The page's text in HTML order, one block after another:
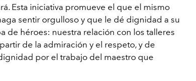
Esta iniciativa promueve el que el mismo
sentir orgulloso y que le dé dignidad a su
de héroes: nuestra relación con los talleres
de la admiración y el respeto, y de
por el trabajo del maestro que